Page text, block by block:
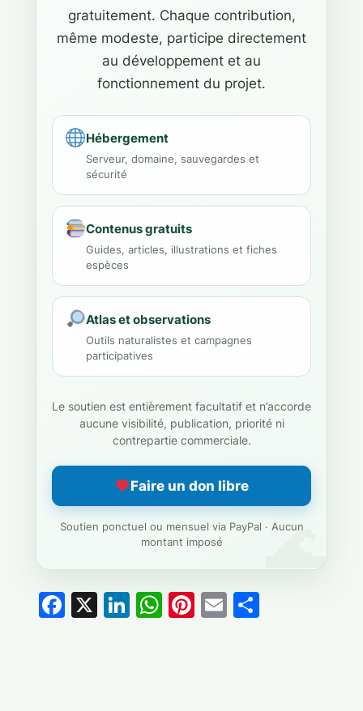
gratuitement. Chaque contribution,
même modeste, participe directement
au développement et au
fonctionnement du projet.
Hébergement
Serveur, domaine, sauvegardes et
sécurité
Contenus gratuits
Guides, articles, illustrations et fiches
espèces
Atlas et observations
Outils naturalistes et campagnes
participatives
Le soutien est entièrement facultatif et n’accorde
aucune visibilité, publication, priorité ni
contrepartie commerciale.
Faire un don libre
Soutien ponctuel ou mensuel via PayPal · Aucun
montant imposé
Facebook
X LinkedIn
WhatsApp
Pinterest
Email